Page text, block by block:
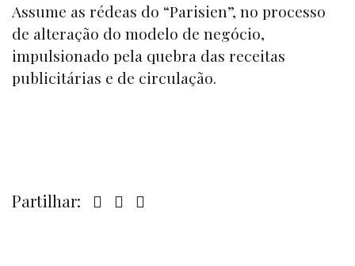
Assume as rédeas do “Parisien”, no processo
de alteração do modelo de negócio,
impulsionado pela quebra das receitas
publicitárias e de circulação.
Partilhar: